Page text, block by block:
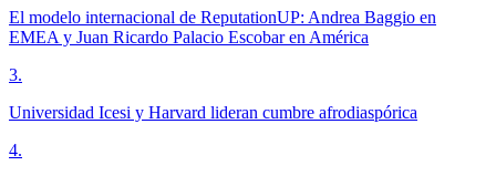
El modelo internacional de ReputationUP: Andrea Baggio en
EMEA y Juan Ricardo Palacio Escobar en América
3.
Universidad Icesi y Harvard lideran cumbre afrodiaspórica
4.